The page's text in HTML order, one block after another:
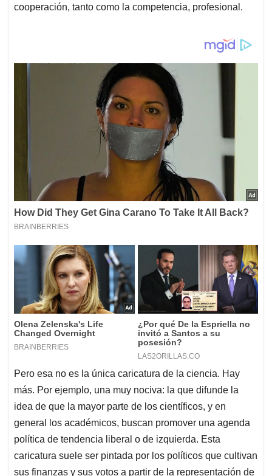
cooperación, tanto como la competencia, profesional.
Pero esa no es la única caricatura de la ciencia. Hay
más. Por ejemplo, una muy nociva: la que difunde la
idea de que la mayor parte de los científicos, y en
general los académicos, buscan promover una agenda
política de tendencia liberal o de izquierda. Esta
caricatura suele ser pintada por los políticos que cultivan
sus finanzas y sus votos a partir de la representación de